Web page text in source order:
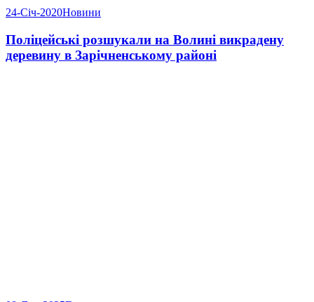
24-Січ-2020Новини
Поліцейські розшукали на Волині викрадену
деревину в Зарічненському районі